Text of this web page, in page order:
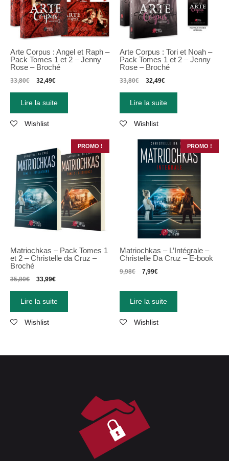
Arte Corpus : Angel et Raph –
Pack Tomes 1 et 2 – Jenny
Rose – Broché
33,80€ 32,49€
Lire la suite
Wishlist
Arte Corpus : Tori et Noah –
Pack Tomes 1 et 2 – Jenny
Rose – Broché
33,80€ 32,49€
Lire la suite
Wishlist
PROMO !
Matriochkas – Pack Tomes 1
et 2 –Christelle da Cruz –
Broché
35,80€ 33,99€
Lire la suite
Wishlist
PROMO !
Matriochkas – L’Intégrale –
Christelle Da Cruz – E-book
9,98€ 7,99€
Lire la suite
Wishlist